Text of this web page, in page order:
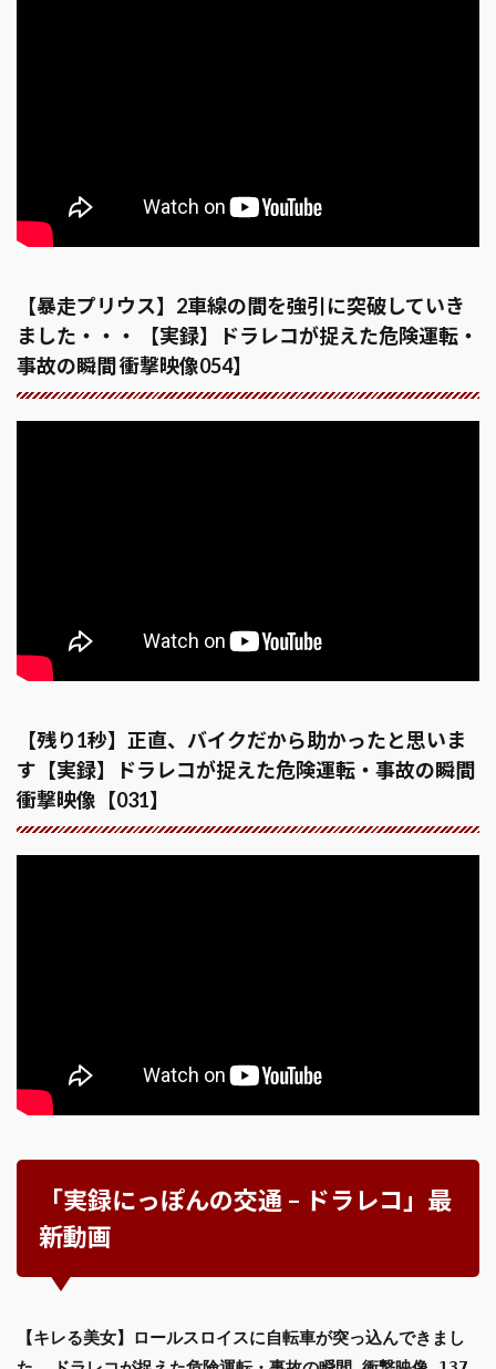
【暴走プリウス】2車線の間を強引に突破していき
ました・・・ 【実録】ドラレコが捉えた危険運転・
事故の瞬間 衝撃映像054】
【残り1秒】正直、バイクだから助かったと思いま
す【実録】ドラレコが捉えた危険運転・事故の瞬間
衝撃映像【031】
「実録にっぽんの交通 – ドラレコ」最
新動画
【キレる美女】ロールスロイスに自転車が突っ込んできまし